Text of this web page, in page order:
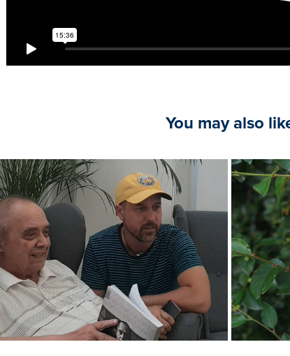
You may also
with Tamás Urbán